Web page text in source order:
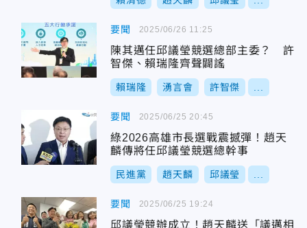
要聞
陳其邁任邱議瑩競選總部主委？ 許
智傑、賴瑞隆齊聲闢謠
賴瑞隆 湧言會 許智傑
2025/06/26 11:25
要聞
綠2026高雄市長選戰震撼彈！趙天
麟傳將任邱議瑩競選總幹事
民進黨 趙天麟 邱議瑩
2025/06/25 20:45
要聞
邱議瑩競辦成立！趙天麟送「議邁相
2025/06/25 19:24